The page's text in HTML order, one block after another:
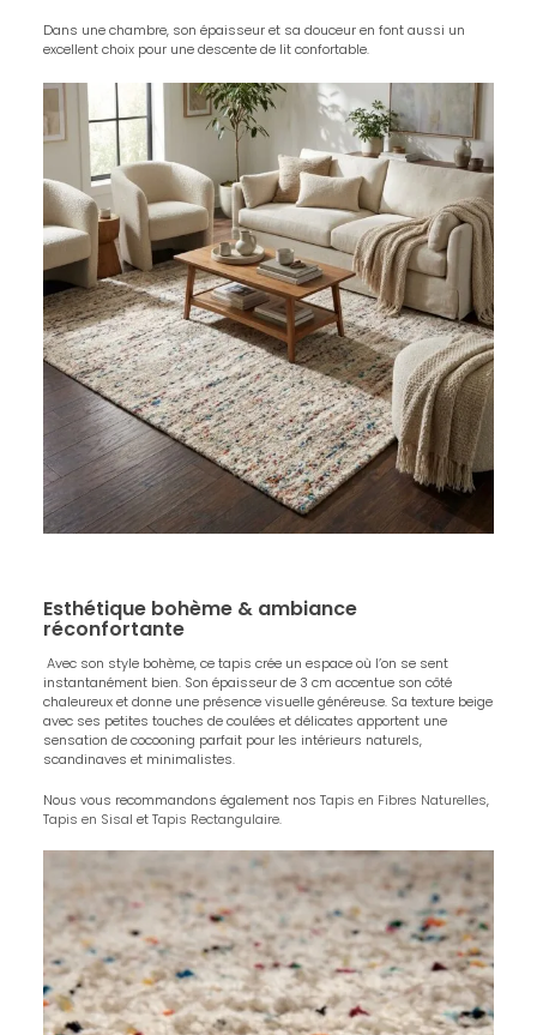
Dans une chambre, son épaisseur et sa douceur en font aussi un
excellent choix pour une descente de lit confortable.
Esthétique bohème & ambiance
réconfortante
Avec son style bohème, ce tapis crée un espace où l’on se sent
instantanément bien. Son épaisseur de 3 cm accentue son côté
chaleureux et donne une présence visuelle généreuse. Sa texture beige
avec ses petites touches de coulées et délicates apportent une
sensation de cocooning parfait pour les intérieurs naturels,
scandinaves et minimalistes.
Nous vous recommandons également nos Tapis en Fibres Naturelles,
Tapis en Sisal etTapis Rectangulaire.